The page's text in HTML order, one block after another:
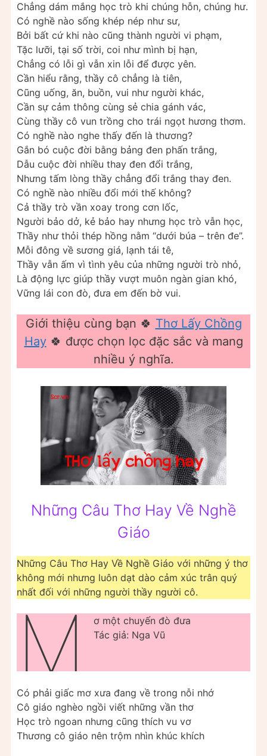
Chẳng dám mắng học trò khi chúng hỗn, chúng hư.
Có nghề nào sống khép nép như sư,
Bởi bất cứ khi nào cũng thành người vi phạm,
Tặc lưỡi, tại số trời, coi như mình bị hạn,
Chẳng có lỗi gì vẫn xin lỗi để được yên.
Cần hiểu rằng, thầy cô chẳng là tiên,
Cũng uống, ăn, buồn, vui như người khác,
Cần sự cảm thông cùng sẻ chia gánh vác,
Cùng thầy cô vun trồng cho trái ngọt hương thơm.
Có nghề nào nghe thấy đến là thương?
Gắn bó cuộc đời bằng bảng đen phấn trắng,
Dẫu cuộc đời nhiều thay đen đổi trắng,
Nhưng tấm lòng thầy chẳng đổi trắng thay đen.
Có nghề nào nhiều đổi mới thế không?
Cả thầy trò vần xoay trong cơn lốc,
Người bảo dở, kẻ bảo hay nhưng học trò vẫn học,
Thầy như thỏi thép hồng nằm “dưới búa – trên đe”.
Mỗi đông về sương giá, lạnh tái tê,
Thầy vẫn ấm vì tình yêu của những người trò nhỏ,
Là động lực giúp thầy vượt muôn ngàn gian khó,
Vững lái con đò, đưa em đến bờ vui.
Giới thiệu cùng bạn 🍀 Thơ Lấy Chồng
Hay🍀 được chọn lọc đặc sắc và mang
nhiều ý nghĩa.
Những Câu Thơ Hay Về Nghề
Giáo
Những Câu Thơ Hay Về Nghề Giáo với những ý thơ
không mới nhưng luôn dạt dào cảm xúc trân quý
nhất đối với những người thầy người cô.
M
ơ một chuyến đò đưa
Tác giả: Nga Vũ
Có phải giấc mơ xưa đang về trong nỗi nhớ
Cô giáo nghèo ngồi viết những vần thơ
Học trò ngoan nhưng cũng thích vu vơ
Thương cô giáo nên trộm nhìn khúc khích